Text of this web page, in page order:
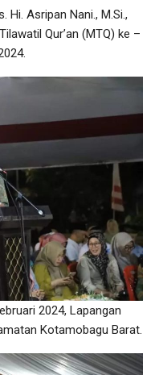
Hi. Asripan Nani., M.Si.,
Qur’an (MTQ) ke –
2024, Lapangan
Kotamobagu Barat.